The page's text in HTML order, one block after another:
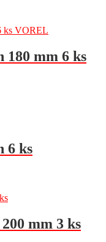
180 mm 6 ks
6 ks
mm 3 ks